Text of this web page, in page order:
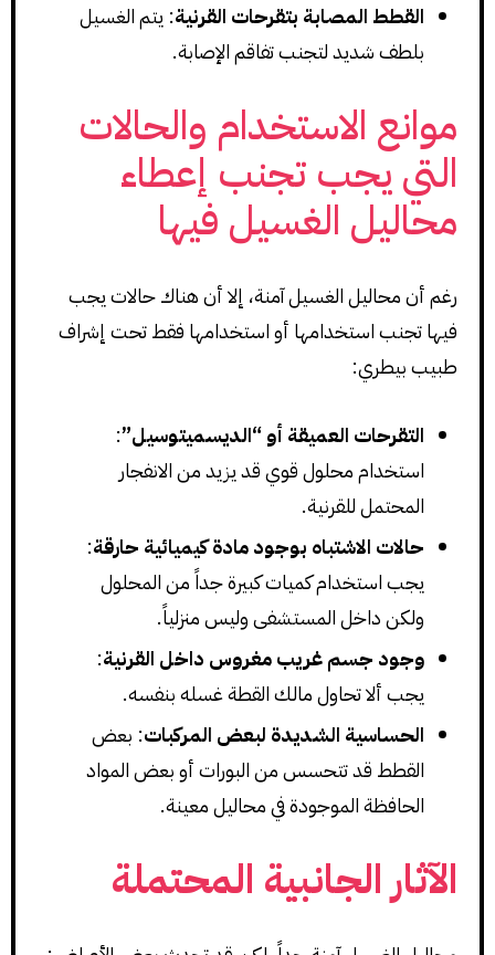
القطط المصابة بتقرحات القرنية: يتم الغسيل
بلطف شديد لتجنب تفاقم الإصابة.
موانع الاستخدام والحالات
التي يجب تجنب إعطاء
محاليل الغسيل فيها
رغم أن محاليل الغسيل آمنة، إلا أن هناك حالات يجب
فيها تجنب استخدامها أو استخدامها فقط تحت إشراف
طبيب بيطري:
التقرحات العميقة أو “الديسميتوسيل”:
استخدام محلول قوي قد يزيد من الانفجار
المحتمل للقرنية.
حالات الاشتباه بوجود مادة كيميائية حارقة:
يجب استخدام كميات كبيرة جداً من المحلول
ولكن داخل المستشفى وليس منزلياً.
وجود جسم غريب مغروس داخل القرنية:
يجب ألا تحاول مالك القطة غسله بنفسه.
الحساسية الشديدة لبعض المركبات: بعض
القطط قد تتحسس من البورات أو بعض المواد
الحافظة الموجودة في محاليل معينة.
الآثار الجانبية المحتملة